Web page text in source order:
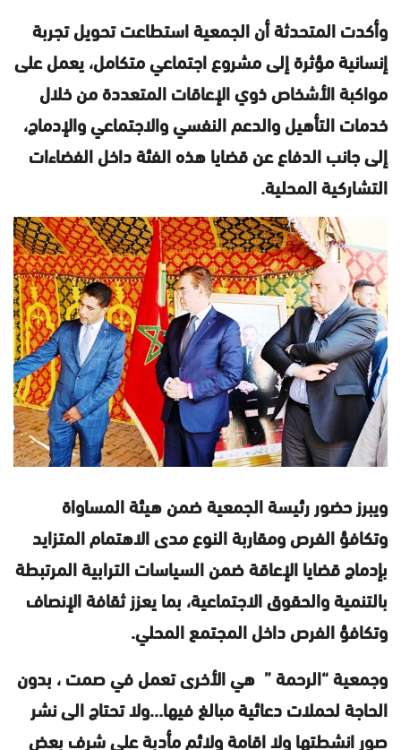
وأكدت المتحدثة أن الجمعية استطاعت تحويل تجربة
إنسانية مؤثرة إلى مشروع اجتماعي متكامل، يعمل على
مواكبة الأشخاص ذوي الإعاقات المتعددة من خلال
خدمات التأهيل والدعم النفسي والاجتماعي والإدماج،
إلى جانب الدفاع عن قضايا هذه الفئة داخل الفضاءات
التشاركية المحلية.
ويبرز حضور رئيسة الجمعية ضمن هيئة المساواة
وتكافؤ الفرص ومقاربة النوع مدى الاهتمام المتزايد
بإدماج قضايا الإعاقة ضمن السياسات الترابية المرتبطة
بالتنمية والحقوق الاجتماعية، بما يعزز ثقافة الإنصاف
وتكافؤ الفرص داخل المجتمع المحلي.
وجمعية “الرحمة ” هي الأخرى تعمل في صمت ، بدون
الحاجة لحملات دعائية مبالغ فيها…ولا تحتاج الى نشر
صور انشطتها ولا اقامة ولائم مأدبة على شرف بعض